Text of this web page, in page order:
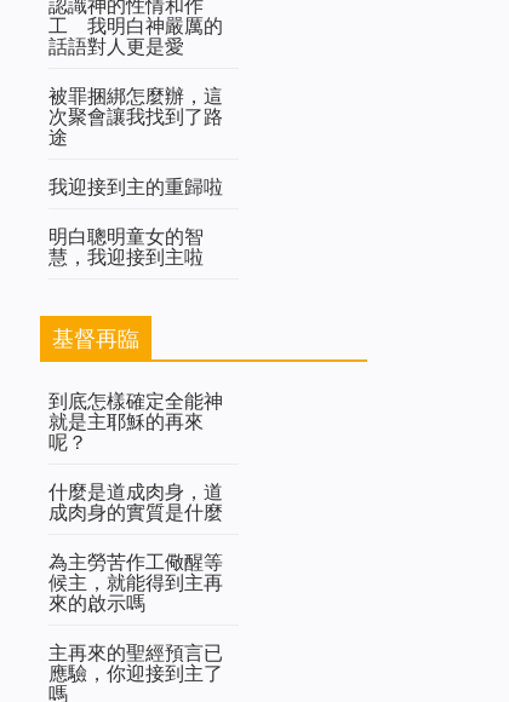
認識神的性情和作
工 我明白神嚴厲的
話語對人更是愛
被罪捆綁怎麼辦，這
次聚會讓我找到了路
途
我迎接到主的重歸啦
明白聰明童女的智
慧，我迎接到主啦
基督再臨
到底怎樣確定全能神
就是主耶穌的再來
呢？
什麼是道成肉身，道
成肉身的實質是什麼
為主勞苦作工儆醒等
候主，就能得到主再
來的啟示嗎
主再來的聖經預言已
應驗，你迎接到主了
嗎